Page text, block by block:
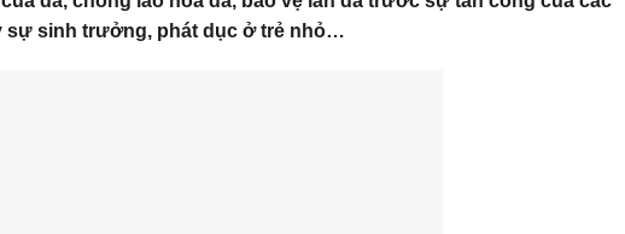
sự sinh trưởng, phát dục ở trẻ nhỏ…